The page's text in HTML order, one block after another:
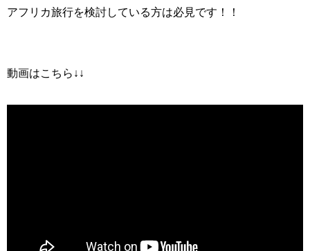
アフリカ旅行を検討している方は必見です！！
動画はこちら↓↓